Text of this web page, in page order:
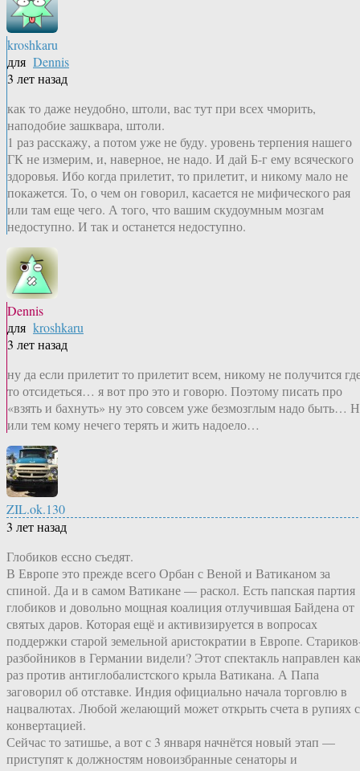
kroshkaru
для Dennis
3 лет назад
как то даже неудобно, штоли, вас тут при всех чморить,
наподобие зашквара, штоли.
1 раз расскажу, а потом уже не буду. уровень терпения нашего
ГК не измерим, и, наверное, не надо. И дай Б-г ему всяческого
здоровья. Ибо когда прилетит, то прилетит, и никому мало не
покажется. То, о чем он говорил, касается не мифического рая
или там еще чего. А того, что вашим скудоумным мозгам
недоступно. И так и останется недоступно.
Dennis
для kroshkaru
3 лет назад
ну да если прилетит то прилетит всем, никому не получится
то отсидеться… я вот про это и говорю. Поэтому писать про
«взять и бахнуть» ну это совсем уже безмозглым надо быть…
или тем кому нечего терять и жить надоело…
ZIL.ok.130
3 лет назад
Глобиков ессно съедят.
В Европе это прежде всего Орбан с Веной и Ватиканом за
спиной. Да и в самом Ватикане — раскол. Есть папская партия
глобиков и довольно мощная коалиция отлучившая Байдена от
святых даров. Которая ещё и активизируется в вопросах
поддержки старой земельной аристократии в Европе.
разбойников в Германии видели? Этот спектакль направлен
раз против антиглобалистского крыла Ватикана. А Папа
заговорил об отставке. Индия официально начала торговлю в
нацвалютах. Любой желающий может открыть счета в рупиях с
конвертацией.
Сейчас то затишье, а вот с 3 января начнётся новый этап —
приступят к должностям новоизбранные сенаторы и